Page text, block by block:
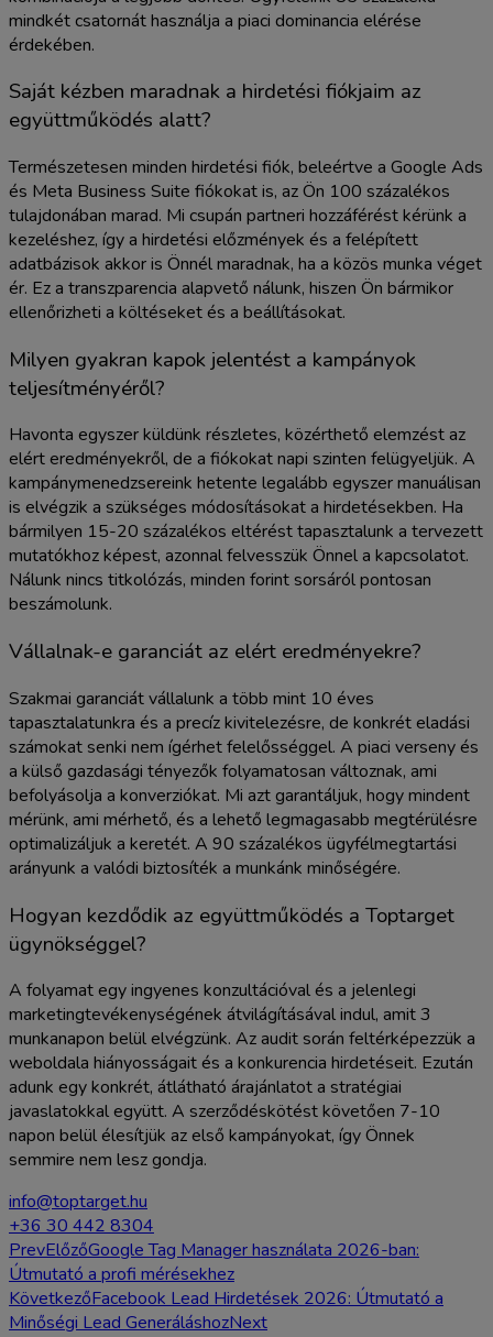
mindkét csatornát használja a piaci dominancia elérése
érdekében.
Saját kézben maradnak a hirdetési fiókjaim az
együttműködés alatt?
Természetesen minden hirdetési fiók, beleértve a Google Ads
és Meta Business Suite fiókokat is, az Ön 100 százalékos
tulajdonában marad. Mi csupán partneri hozzáférést kérünk a
kezeléshez, így a hirdetési előzmények és a felépített
adatbázisok akkor is Önnél maradnak, ha a közös munka véget
ér. Ez a transzparencia alapvető nálunk, hiszen Ön bármikor
ellenőrizheti a költéseket és a beállításokat.
Milyen gyakran kapok jelentést a kampányok
teljesítményéről?
Havonta egyszer küldünk részletes, közérthető elemzést az
elért eredményekről, de a fiókokat napi szinten felügyeljük. A
kampánymenedzsereink hetente legalább egyszer manuálisan
is elvégzik a szükséges módosításokat a hirdetésekben. Ha
bármilyen 15-20 százalékos eltérést tapasztalunk a tervezett
mutatókhoz képest, azonnal felvesszük Önnel a kapcsolatot.
Nálunk nincs titkolózás, minden forint sorsáról pontosan
beszámolunk.
Vállalnak-e garanciát az elért eredményekre?
Szakmai garanciát vállalunk a több mint 10 éves
tapasztalatunkra és a precíz kivitelezésre, de konkrét eladási
számokat senki nem ígérhet felelősséggel. A piaci verseny és
a külső gazdasági tényezők folyamatosan változnak, ami
befolyásolja a konverziókat. Mi azt garantáljuk, hogy mindent
mérünk, ami mérhető, és a lehető legmagasabb megtérülésre
optimalizáljuk a keretét. A 90 százalékos ügyfélmegtartási
arányunk a valódi biztosíték a munkánk minőségére.
Hogyan kezdődik az együttműködés a Toptarget
ügynökséggel?
A folyamat egy ingyenes konzultációval és a jelenlegi
marketingtevékenységének átvilágításával indul, amit 3
munkanapon belül elvégzünk. Az audit során feltérképezzük a
weboldala hiányosságait és a konkurencia hirdetéseit. Ezután
adunk egy konkrét, átlátható árajánlatot a stratégiai
javaslatokkal együtt. A szerződéskötést követően 7-10
napon belül élesítjük az első kampányokat, így Önnek
semmire nem lesz gondja.
info@toptarget.hu
+36 30 442 8304
PrevElőzőGoogle Tag Manager használata 2026-ban:
Útmutató a profi mérésekhez
KövetkezőFacebook Lead Hirdetések 2026: Útmutató a
Minőségi Lead GeneráláshozNext